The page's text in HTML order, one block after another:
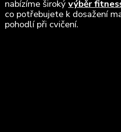
nabízíme širokývýběr
co potřebujete k dosažení
pohodlí při cvičení.